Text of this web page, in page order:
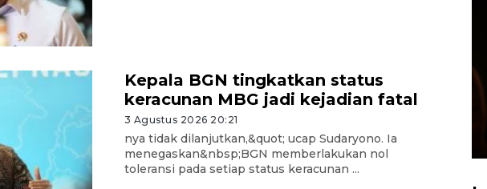
Kepala BGN tingkatkan status
keracunan MBG jadi kejadian fatal
3 Agustus 2026 20:21
nya tidak dilanjutkan,&quot; ucap Sudaryono. Ia
menegaskan&nbsp;BGN memberlakukan nol
toleransi pada setiap status keracunan ...
SPPG di Gorontalo jaga
kandungan gizi paket MBG
Ramadhan
23 Februari 2026 18:20